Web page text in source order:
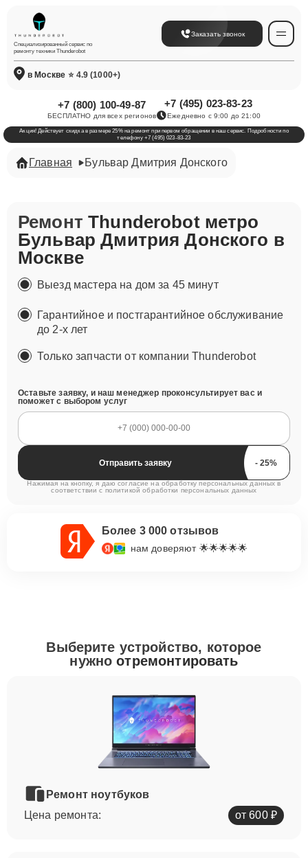
Специализированный сервис по
ремонту техники Thunderobot
Заказать звонок
в Москве ⭐ 4.9 (1000+)
+7 (800) 100-49-87
БЕСПЛАТНО для всех регионов
+7 (495) 023-83-23
Ежедневно с 9:00 до 21:00
Акция! Действует скидка в размере 25% на ремонт при первом обращении в наш сервис. Подробности по
телефону +7 (495) 023-83-23
Главная Бульвар Дмитрия Донского
РемонтThunderobot метро
Бульвар Дмитрия Донского в
Москве
Выезд мастера на дом за 45 минут
Гарантийное и постгарантийное обслуживание
до 2-х лет
Только запчасти от компании Thunderobot
Оставьте заявку, и наш менеджер проконсультирует вас и
поможет с выбором услуг
Отправить заявку
Нажимая на кнопку, я даю согласие на обработку персональных данных в
соответствии с политикой обработки персональных данных
Более 3 000 отзывов
нам доверяют 🌟🌟🌟🌟🌟
Выберите устройство, которое
нужноотремонтировать
Ремонт ноутбуков
Цена ремонта:
от 600 ₽